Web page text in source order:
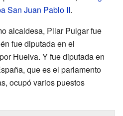
San Juan Pablo II.
alcaldesa, Pilar Pulgar fue
fue diputada en el
Huelva. Y fue diputada en
que es el parlamento
ocupó varios puestos